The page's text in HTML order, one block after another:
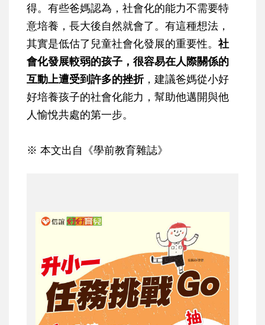
得。有些爸媽認為，社會化的能力不需要特
意培養，長大後自然就會了。有這種想法，
其實是低估了兒童社會化發展的重要性。 社
會化發展較弱的孩子，很容易在人際關係的
互動上遭受到許多的挫折，建議爸媽從小好
好培養孩子的社會化能力，幫助他邁開與他
人愉悅共處的第一步。
※ 本文出自《學前教育雜誌》